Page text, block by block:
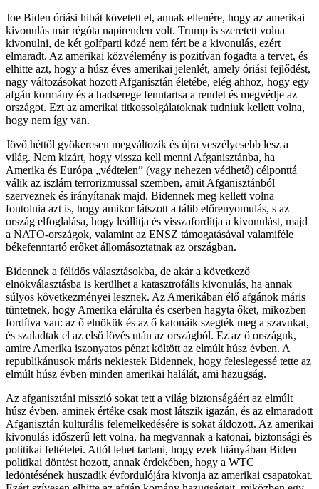
Joe Biden óriási hibát követett el, annak ellenére, hogy az amerikai
kivonulás már régóta napirenden volt. Trump is szeretett volna
kivonulni, de két golfparti közé nem fért be a kivonulás, ezért
elmaradt. Az amerikai közvélemény is pozitívan fogadta a tervet, és
elhitte azt, hogy a húsz éves amerikai jelenlét, amely óriási fejlődést,
nagy változásokat hozott Afganisztán életébe, elég ahhoz, hogy egy
afgán kormány és a hadserege fenntartsa a rendet és megvédje az
országot. Ezt az amerikai titkossolgálatoknak tudniuk kellett volna,
hogy nem így van.
Jövő héttől gyökeresen megváltozik és újra veszélyesebb lesz a
világ. Nem kizárt, hogy vissza kell menni Afganisztánba, ha
Amerika és Európa „védtelen” (vagy nehezen védhető) célponttá
válik az iszlám terrorizmussal szemben, amit Afganisztánból
szerveznek és irányítanak majd. Bidennek meg kellett volna
fontolnia azt is, hogy amikor látszott a tálib előrenyomulás, s az
ország elfoglalása, hogy leállítja és visszafordítja a kivonulást, majd
a NATO-országok, valamint az ENSZ támogatásával valamiféle
békefenntartó erőket állomásoztatnak az országban.
Bidennek a félidős választásokba, de akár a következő
elnökválasztásba is kerülhet a katasztrofális kivonulás, ha annak
súlyos következményei lesznek. Az Amerikában élő afgánok máris
tüntetnek, hogy Amerika elárulta és cserben hagyta őket, miközben
fordítva van: az ő elnökük és az ő katonáik szegték meg a szavukat,
és szaladtak el az első lövés után az országból. Ez az ő országuk,
amire Amerika iszonyatos pénzt költött az elmúlt húsz évben. A
republikánusok máris nekiestek Bidennek, hogy feleslegessé tette az
elmúlt húsz évben minden amerikai halálát, ami hazugság.
Az afganisztáni misszió sokat tett a világ biztonságáért az elmúlt
húsz évben, aminek értéke csak most látszik igazán, és az elmaradott
Afganisztán kulturális felemelkedésére is sokat áldozott. Az amerikai
kivonulás időszerű lett volna, ha megvannak a katonai, biztonsági és
politikai feltételei. Attól lehet tartani, hogy ezek hiányában Biden
politikai döntést hozott, annak érdekében, hogy a WTC
ledöntésének huszadik évfordulójára kivonja az amerikai csapatokat.